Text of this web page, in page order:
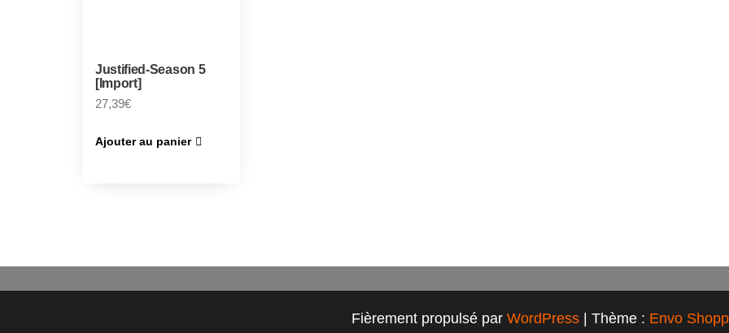
Justified-Season 5
[Import]
27,39€
Ajouter au panier
Fièrement propulsé par WordPress | Thème : Envo